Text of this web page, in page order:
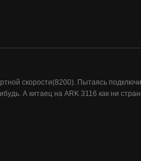
скорости(8200). Пытаясь
А китаец на ARK 3116 как ни